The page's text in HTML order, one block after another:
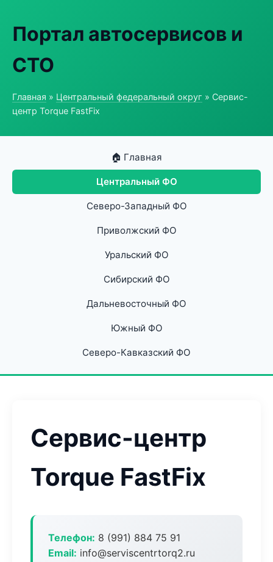
Портал автосервисов и
СТО
Главная » Центральный федеральный округ » Сервис-
центр Torque FastFix
🏠 Главная
Центральный ФО
Северо-Западный ФО
Приволжский ФО
Уральский ФО
Сибирский ФО
Дальневосточный ФО
Южный ФО
Северо-Кавказский ФО
Сервис-центр
Torque FastFix
Телефон: 8 (991) 884 75 91
Email: info@serviscentrtorq2.ru